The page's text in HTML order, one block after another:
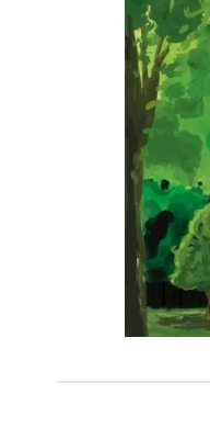
Powiększony kursor
Pomoc w czytaniu
Podkreślenie linków